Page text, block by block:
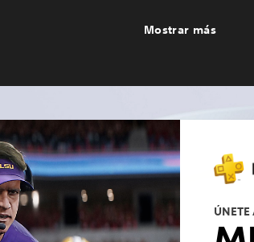
Mostrar más